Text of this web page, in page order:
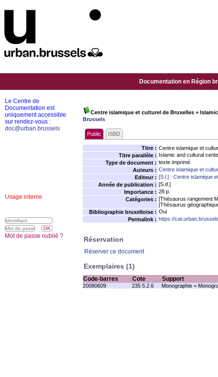
Documentation en Région
Centre islamique et culturel de Bruxelles =
Brussels
Public ISBD
Titre : Centre islamique et
Titre parallèle : Islamic and cultural
Type de document : texte imprimé
Auteurs : Centre islamique et
Editeur : [S.l.] : Centre islamique
Année de publication : [S.d.]
Importance : 28 p.
Catégories : [Thésaurus rangement
[Thésaurus
Bibliographie bruxelloise : Oui
Permalink : https://
Réservation
Réserver ce document
Exemplaires (1)
Code-barres Cote Support
20080609 235 5.2.6 Monographie =
Le Centre de
Documentation est
uniquement accessible
sur rendez-vous :
doc@urban.brussels
Usage interne
Mot de passe oublié ?